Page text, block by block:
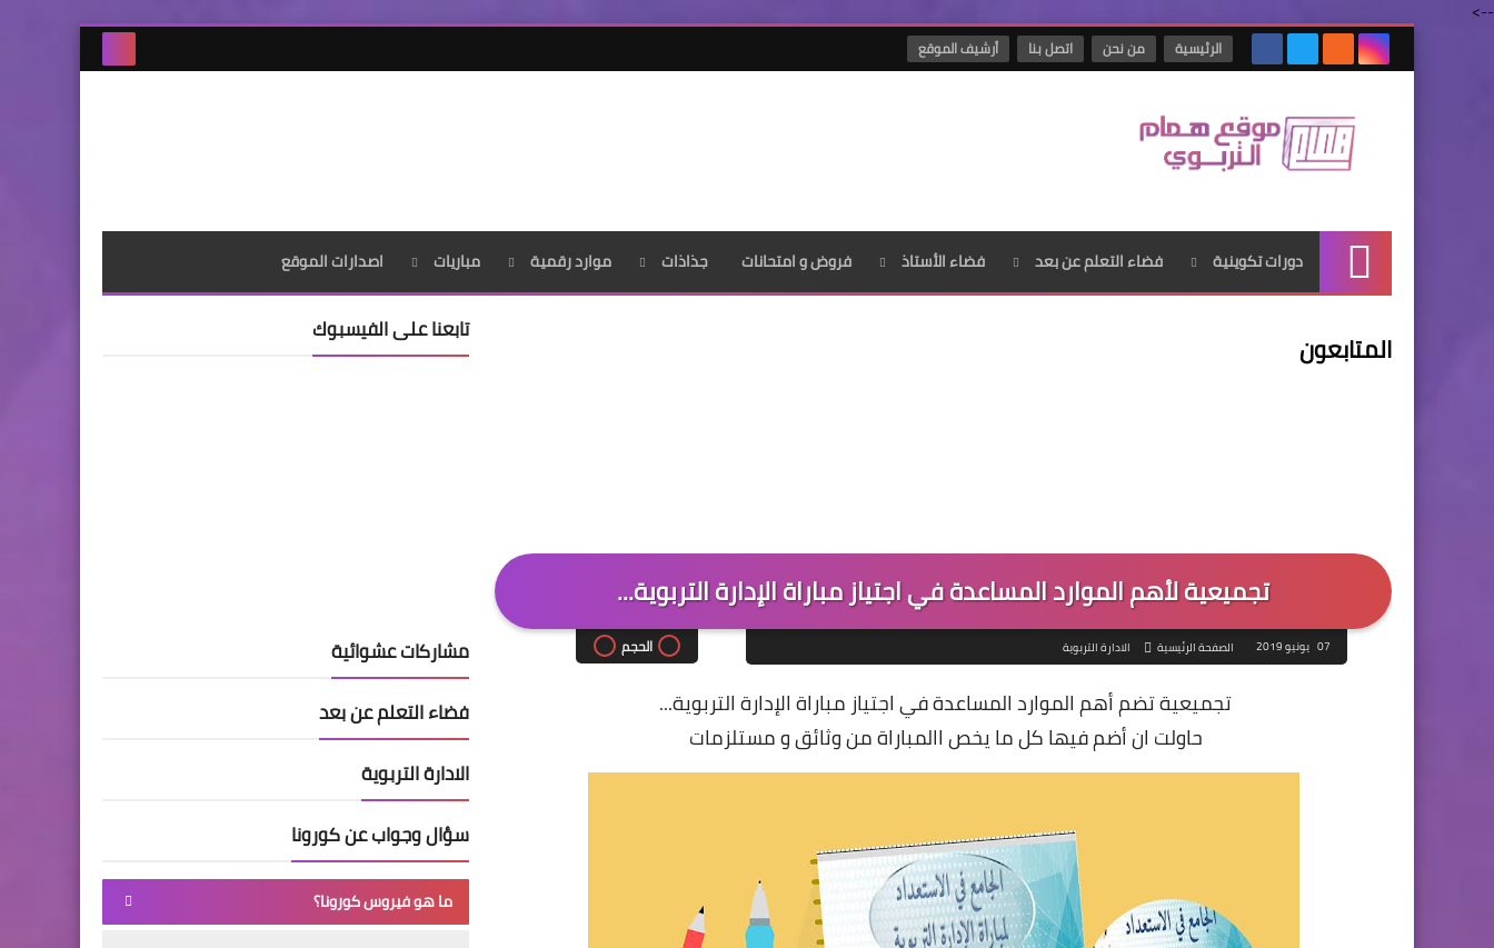
-->
الرئيسية من نحن اتصل بنا أرشيف الموقع
الرئيسية
دورات تكوينية فضاء التعلم عن بعد فضاء الأستاذ فروض و امتحانات جذاذات موارد رقمية مباريات اصدارات الموقع
المتابعون
تجميعية لأهم الموارد المساعدة في اجتياز مباراة الإدارة التربوية...
07 يونيو 2019 الصفحة الرئيسية الادارة التربوية الحجم
تجميعية تضم أهم الموارد المساعدة في اجتياز مباراة الإدارة التربوية...
حاولت ان أضم فيها كل ما يخص االمباراة من وثائق و مستلزمات
تابعنا على الفيسبوك
مشاركات عشوائية
فضاء التعلم عن بعد
الادارة التربوية
سؤال وجواب عن كورونا
ما هو فيروس كورونا؟